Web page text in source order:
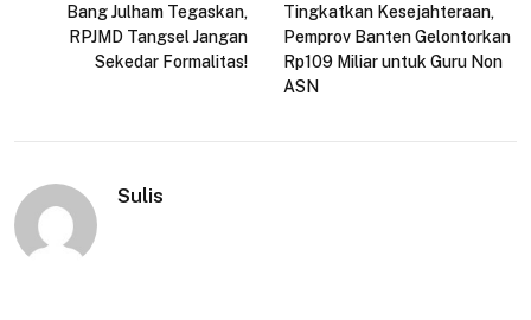
Bang Julham Tegaskan,
RPJMD Tangsel Jangan
Sekedar Formalitas!
Tingkatkan Kesejahteraan,
Pemprov Banten Gelontorkan
Rp109 Miliar untuk Guru Non
ASN
Sulis